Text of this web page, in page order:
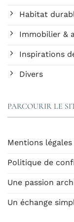
Habitat
Immobilier &
Inspirations
Divers
PARCOURIR LE
Mentions légales
Politique de
Une passion
Un échange